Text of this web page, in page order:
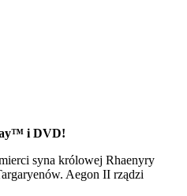
i DVD!
syna królowej Rhaenyry
Aegon II rządzi